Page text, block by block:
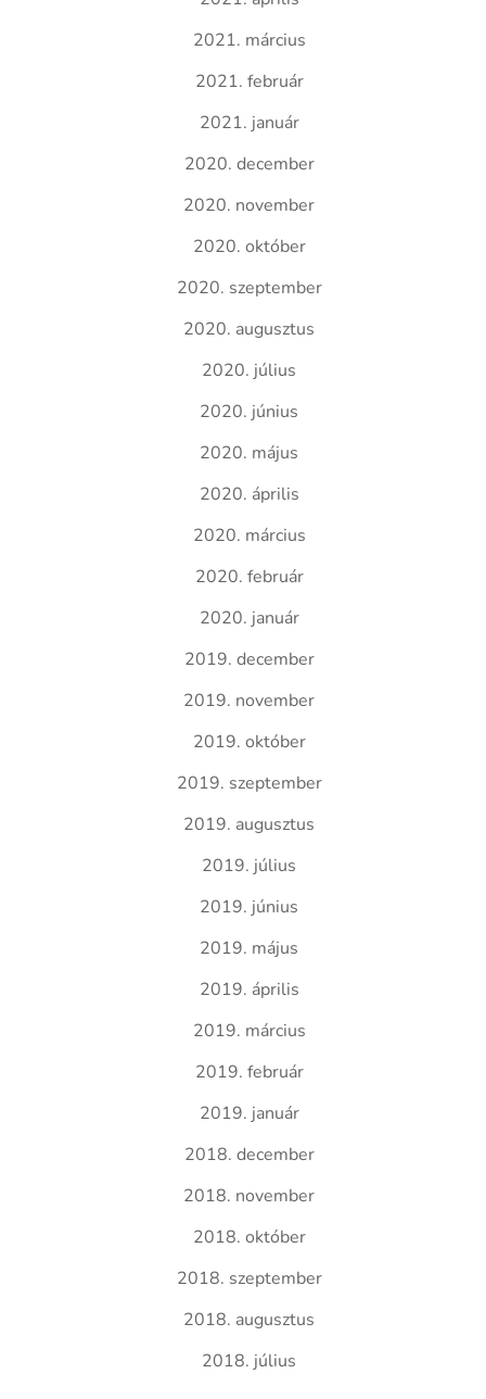
2021. március
2021. február
2021. január
2020. december
2020. november
2020. október
2020. szeptember
2020. augusztus
2020. július
2020. június
2020. május
2020. április
2020. március
2020. február
2020. január
2019. december
2019. november
2019. október
2019. szeptember
2019. augusztus
2019. július
2019. június
2019. május
2019. április
2019. március
2019. február
2019. január
2018. december
2018. november
2018. október
2018. szeptember
2018. augusztus
2018. július